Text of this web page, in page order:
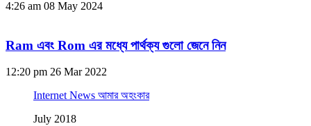
4:26 am 08 May 2024
Ram এবং Rom এর মধ্যে পার্থক্য গুলো জেনে নিন
12:20 pm 26 Mar 2022
Internet News আমার অহংকার
July 2018